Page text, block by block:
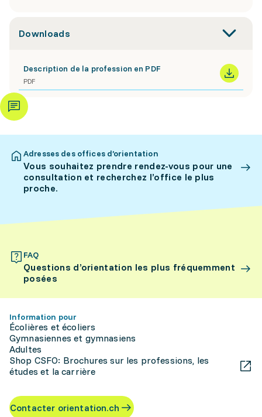
Downloads
Description de la profession en PDF
PDF
Adresses des offices d’orientation
Vous souhaitez prendre rendez-vous pour une
consultation et recherchez l’office le plus
proche.
FAQ
Questions d’orientation les plus fréquemment
posées
Information pour
Écolières et écoliers
Gymnasiennes et gymnasiens
Adultes
Shop CSFO: Brochures sur les professions, les
études et la carrière
Contacter orientation.ch